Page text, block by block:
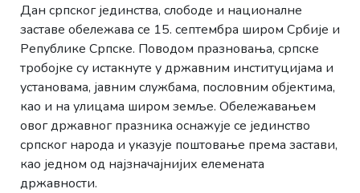
Дан српског јединства, слободе и националне
заставе обележава се 15. септембра широм Србије и
Републике Српске. Поводом празновања, српске
тробојке су истакнуте у државним институцијама и
установама, јавним службама, пословним објектима,
као и на улицама широм земље. Обележавањем
овог државног празника оснажује се јединство
српског народа и указује поштовање према застави,
као једном од најзначајнијих елемената
државности.